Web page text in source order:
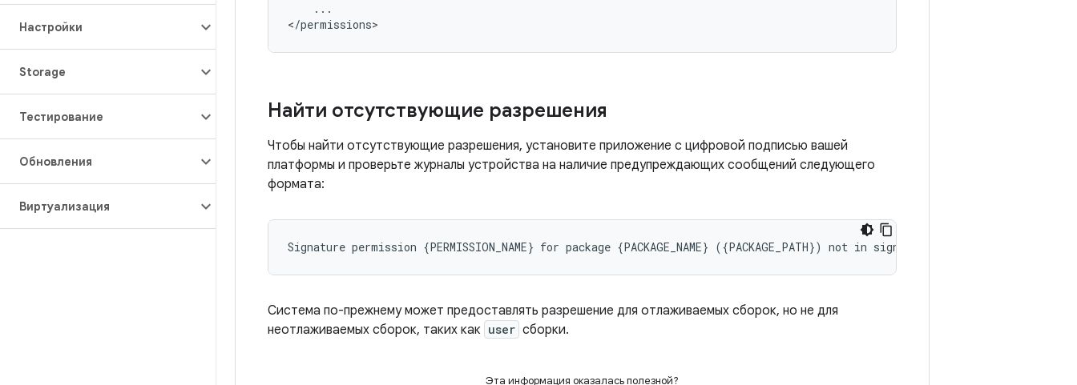
Настройки
Storage
Тестирование
Обновления
Виртуализация
...
Найти отсутствующие разрешения
Чтобы найти отсутствующие разрешения, установите приложение с цифровой подписью вашей
платформы и проверьте журналы устройства на наличие предупреждающих сообщений следующего
формата:
Система по-прежнему может предоставлять разрешение для отлаживаемых сборок, но не для
неотлаживаемых сборок, таких как user сборки.
Эта информация оказалась полезной?